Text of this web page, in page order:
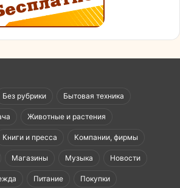
Без рубрики Бытовая техника
Животные и растения
Книги и пресса Компании, фирмы
Магазины Музыка Новости
Питание Покупки